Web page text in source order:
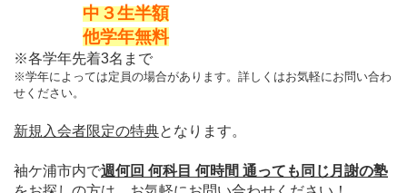
中３生半額
他学年無料
※各学年先着3名まで
※学年によっては定員の場合があります。詳しくはお気軽にお問い合わ
せください。
新規入会者限定の特典となります。
袖ケ浦市内で週何回 何科目 何時間 通っても同じ月謝の塾